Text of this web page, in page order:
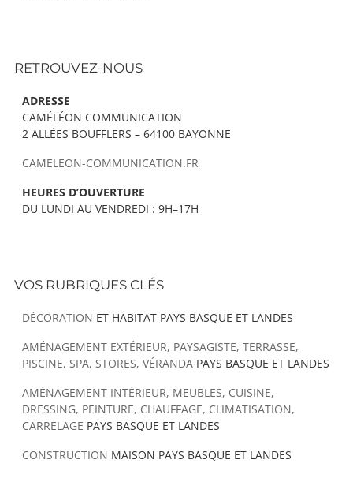
RETROUVEZ-NOUS
ADRESSE
CAMÉLÉON COMMUNICATION
2 ALLÉES BOUFFLERS – 64100 BAYONNE
CAMELEON-COMMUNICATION.FR
HEURES D’OUVERTURE
DU LUNDI AU VENDREDI : 9H–17H
VOS RUBRIQUES CLÉS
DÉCORATION ET HABITAT PAYS BASQUE ET LANDES
AMÉNAGEMENT EXTÉRIEUR, PAYSAGISTE, TERRASSE,
PISCINE, SPA, STORES, VÉRANDA PAYS BASQUE ET LANDES
AMÉNAGEMENT INTÉRIEUR, MEUBLES, CUISINE,
DRESSING, PEINTURE, CHAUFFAGE, CLIMATISATION,
CARRELAGE PAYS BASQUE ET LANDES
CONSTRUCTION MAISON PAYS BASQUE ET LANDES